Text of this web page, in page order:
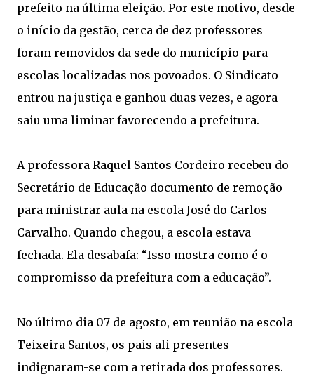
prefeito na última eleição. Por este motivo, desde
o início da gestão, cerca de dez professores
foram removidos da sede do município para
escolas localizadas nos povoados. O Sindicato
entrou na justiça e ganhou duas vezes, e agora
saiu uma liminar favorecendo a prefeitura.
A professora Raquel Santos Cordeiro recebeu do
Secretário de Educação documento de remoção
para ministrar aula na escola José do Carlos
Carvalho. Quando chegou, a escola estava
fechada. Ela desabafa: “Isso mostra como é o
compromisso da prefeitura com a educação”.
No último dia 07 de agosto, em reunião na escola
Teixeira Santos, os pais ali presentes
indignaram-se com a retirada dos professores.